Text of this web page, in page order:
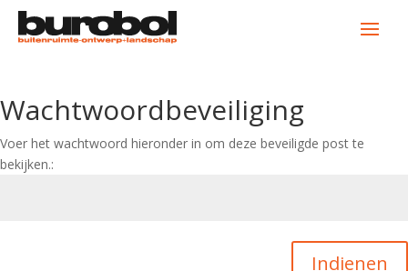
Wachtwoordbeveiliging
Voer het wachtwoord hieronder in om deze beveiligde post te
bekijken.:
Indienen